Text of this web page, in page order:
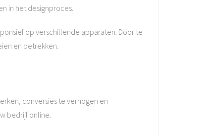
in het designproces.
op verschillende apparaten. Door te
en betrekken.
conversies te verhogen en
bedrijf online.